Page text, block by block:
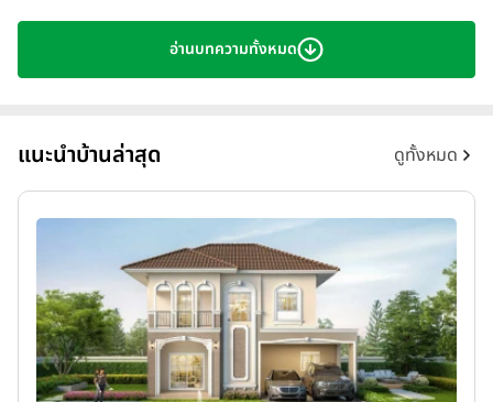
อ่านบทความทั้งหมด
แนะนำบ้านล่าสุด ดูทั้งหมด